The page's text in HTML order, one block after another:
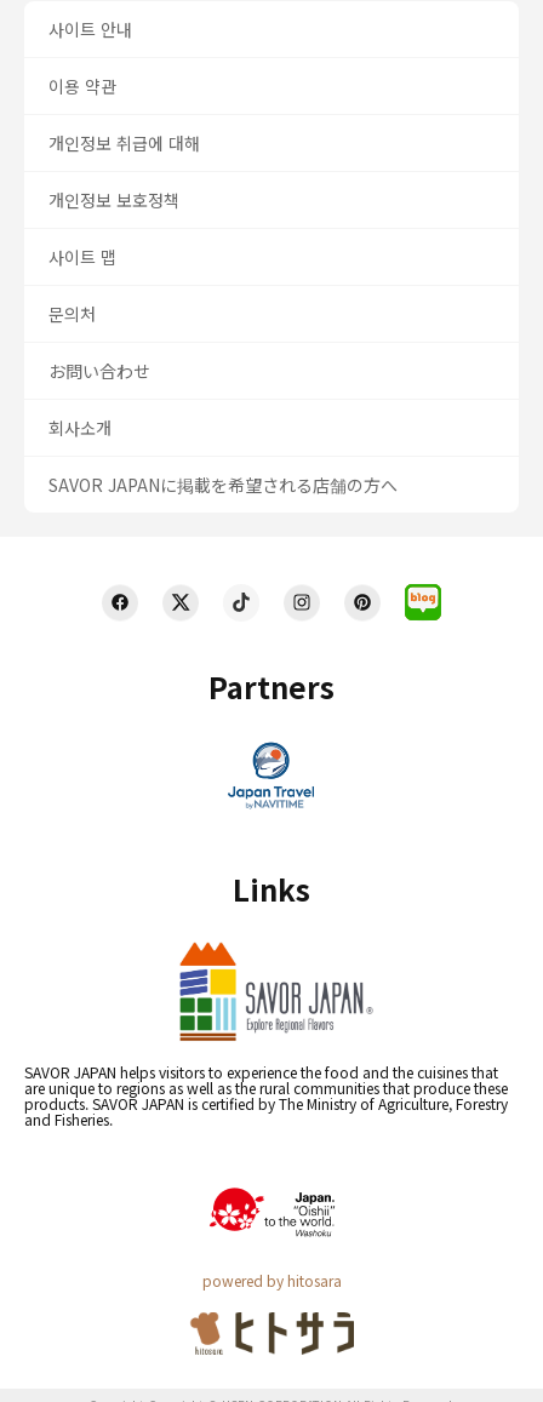
Partners
Links
SAVOR JAPAN helps visitors to experience the food and the cuisines that
are unique to regions as well as the rural communities that produce these
products. SAVOR JAPAN is certified by The Ministry of Agriculture, Forestry
and Fisheries.
powered by hitosara
사이트 안내
이용 약관
개인정보 취급에 대해
개인정보 보호정책
사이트 맵
문의처
お問い合わせ
회사소개
SAVOR JAPANに掲載を希望される店舗の方へ